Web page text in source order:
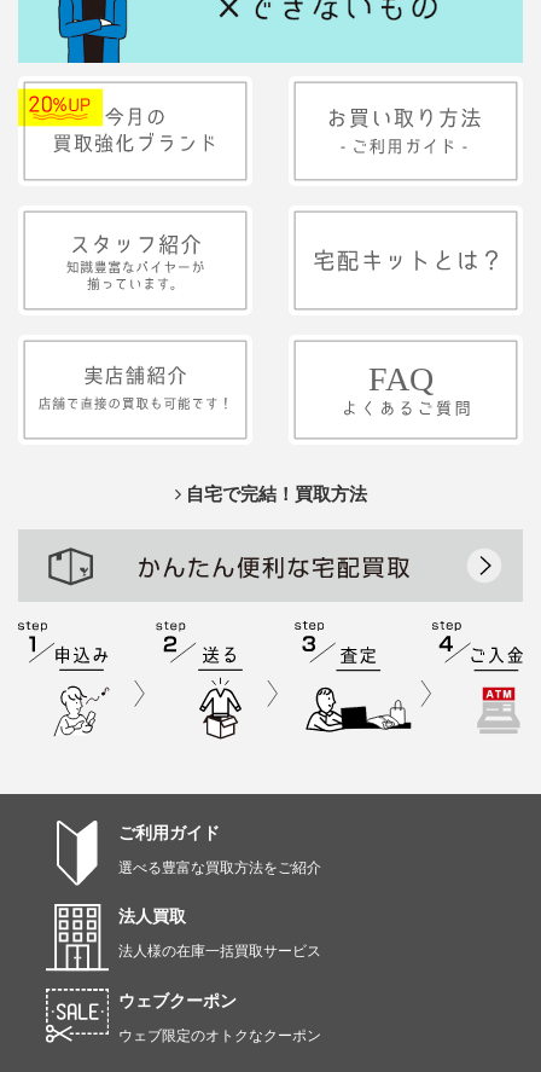
自宅で完結！買取方法
ご利用ガイド
選べる豊富な買取方法をご紹介
法人買取
法人様の在庫一括買取サービス
ウェブクーポン
ウェブ限定のオトクなクーポン